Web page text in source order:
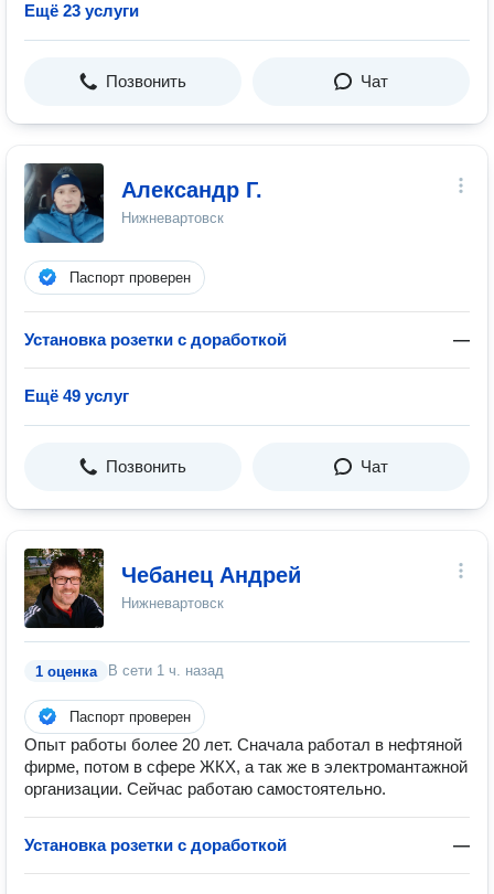
Ещё 23 услуги
Позвонить Чат
Александр Г.
Нижневартовск
Паспорт проверен
Установка розетки с доработкой —
Ещё 49 услуг
Позвонить Чат
Чебанец Андрей
Нижневартовск
1 оценка В сети 1 ч. назад
Паспорт проверен
Опыт работы более 20 лет. Сначала работал в нефтяной
фирме, потом в сфере ЖКХ, а так же в электромантажной
организации. Сейчас работаю самостоятельно.
Установка розетки с доработкой —